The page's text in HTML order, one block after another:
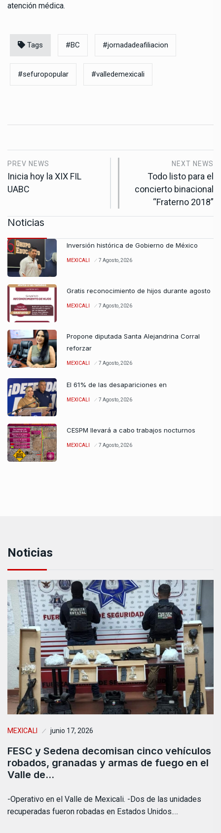
atención médica.
Tags #BC #jornadadeafiliacion
#sefuropopular #valledemexicali
PREV NEWS
Inicia hoy la XIX FIL
UABC
NEXT NEWS
Todo listo para el
concierto binacional
“Fraterno 2018”
Noticias
Inversión histórica de Gobierno de México
MEXICALI 7 Agosto, 2026
Gratis reconocimiento de hijos durante agosto
MEXICALI 7 Agosto, 2026
Propone diputada Santa Alejandrina Corral
reforzar
MEXICALI 7 Agosto, 2026
El 61% de las desapariciones en
MEXICALI 7 Agosto, 2026
CESPM llevará a cabo trabajos nocturnos
MEXICALI 7 Agosto, 2026
Noticias
MEXICALI junio 17, 2026
FESC y Sedena decomisan cinco vehículos
robados, granadas y armas de fuego en el
Valle de…
-Operativo en el Valle de Mexicali. -Dos de las unidades
recuperadas fueron robadas en Estados Unidos.…